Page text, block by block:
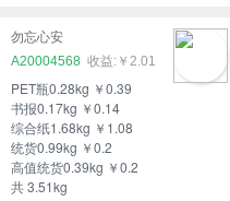
勿忘心安
A20004568
￥2.01
PET瓶0.28kg ￥0.39
书报0.17kg ￥0.14
综合纸1.68kg ￥1.08
统货0.99kg ￥0.2
高值统货0.39kg ￥0.2
共 3.51kg